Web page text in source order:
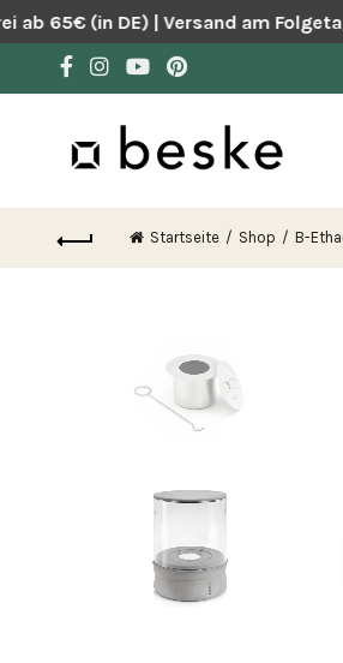
65€ (in DE) | Versand am Folgetag
Startseite Shop B-